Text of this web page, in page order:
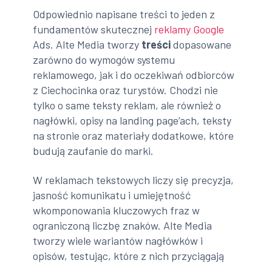
Odpowiednio napisane treści to jeden z
fundamentów skutecznej reklamy Google
Ads. Alte Media tworzy treścidopasowane
zarówno do wymogów systemu
reklamowego, jak i do oczekiwań odbiorców
z Ciechocinka oraz turystów. Chodzi nie
tylko o same teksty reklam, ale również o
nagłówki, opisy na landing page’ach, teksty
na stronie oraz materiały dodatkowe, które
budują zaufanie do marki.
W reklamach tekstowych liczy się precyzja,
jasność komunikatu i umiejętność
wkomponowania kluczowych fraz w
ograniczoną liczbę znaków. Alte Media
tworzy wiele wariantów nagłówków i
opisów, testując, które z nich przyciągają